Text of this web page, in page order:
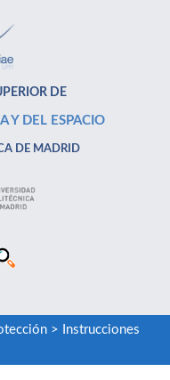
DE
Y DEL ESPACIO
DE MADRID
>
Instrucciones